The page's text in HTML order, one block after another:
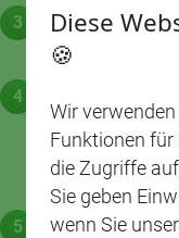
Erdbeeren
Bedarf durch
Belieben mit
Sterntülle in
und
Tipp: Für die
Diese
🍪
Wir
Funktionen für
die Zugriffe
Sie geben
wenn Sie